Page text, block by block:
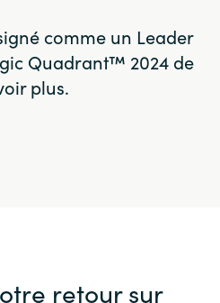
comme un Leader
Quadrant™ 2024 de
plus.
retour sur